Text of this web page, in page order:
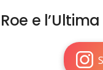
Roe e